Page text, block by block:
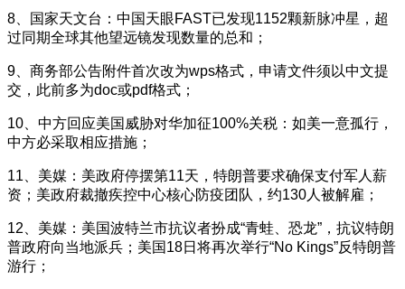
8、国家天文台：中国天眼FAST已发现1152颗新脉冲星，超
过同期全球其他望远镜发现数量的总和；
9、商务部公告附件首次改为wps格式，申请文件须以中文提
交，此前多为doc或pdf格式；
10、中方回应美国威胁对华加征100%关税：如美一意孤行，
中方必采取相应措施；
11、美媒：美政府停摆第11天，特朗普要求确保支付军人薪
资；美政府裁撤疾控中心核心防疫团队，约130人被解雇；
12、美媒：美国波特兰市抗议者扮成“青蛙、恐龙”，抗议特朗
普政府向当地派兵；美国18日将再次举行“No Kings”反特朗普
游行；